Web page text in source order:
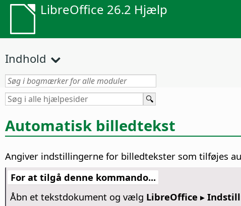
LibreOffice 26.2 Hjælp
Indhold
Automatisk billedtekst
Angiver indstillingerne for billedtekster som tilføjes
For at tilgå denne kommando...
Åbn et tekstdokument og vælg LibreOffice ▸